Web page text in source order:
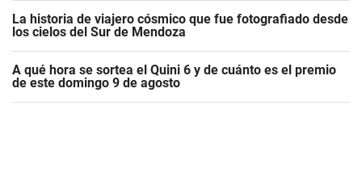
La historia de viajero cósmico que fue fotografiado desde
los cielos del Sur de Mendoza
A qué hora se sortea el Quini 6 y de cuánto es el premio
de este domingo 9 de agosto